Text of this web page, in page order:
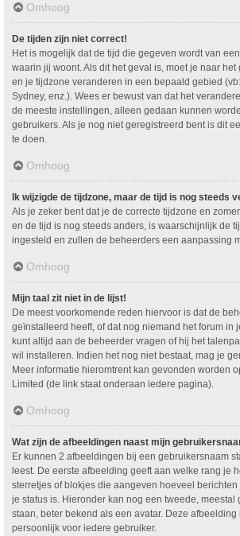
Omhoog
De tijden zijn niet correct!
Het is mogelijk dat de tijd die gegeven wordt van
waarin jij woont. Als dit het geval is, moet je naar
en je tijdzone veranderen in een bepaald gebied
Sydney, enz.). Wees er bewust van dat het
de meeste instellingen, alleen gedaan kunnen
gebruikers. Als je nog niet geregistreerd bent is dit
te doen.
Omhoog
Ik wijzigde de tijdzone, maar de tijd is nog steeds
Als je zeker bent dat je de correcte tijdzone en
en de tijd is nog steeds anders, is waarschijnlijk de
ingesteld en zullen de beheerders een aanpassing
Omhoog
Mijn taal zit niet in de lijst!
De meest voorkomende reden hiervoor is dat de
geïnstalleerd heeft, of dat nog niemand het forum in
kunt altijd aan de beheerder vragen of hij het
wil installeren. Indien het nog niet bestaat, mag je
Meer informatie hieromtrent kan gevonden worden
Limited (de link staat onderaan iedere pagina).
Omhoog
Wat zijn de afbeeldingen naast mijn
Er kunnen 2 afbeeldingen bij een gebruikersnaam
leest. De eerste afbeelding geeft aan welke rang je
sterretjes of blokjes die aangeven hoeveel
je status is. Hieronder kan nog een tweede, meestal
staan, beter bekend als een avatar. Deze
persoonlijk voor iedere gebruiker.